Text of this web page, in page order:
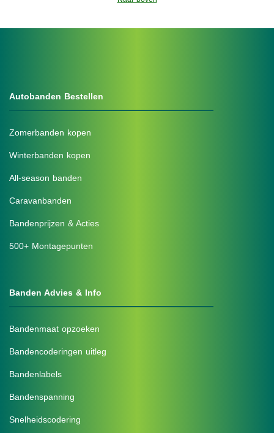
Autobanden Bestellen
Zomerbanden kopen
Winterbanden kopen
All-season banden
Caravanbanden
Bandenprijzen & Acties
500+ Montagepunten
Banden Advies & Info
Bandenmaat opzoeken
Bandencoderingen uitleg
Bandenlabels
Bandenspanning
Snelheidscodering